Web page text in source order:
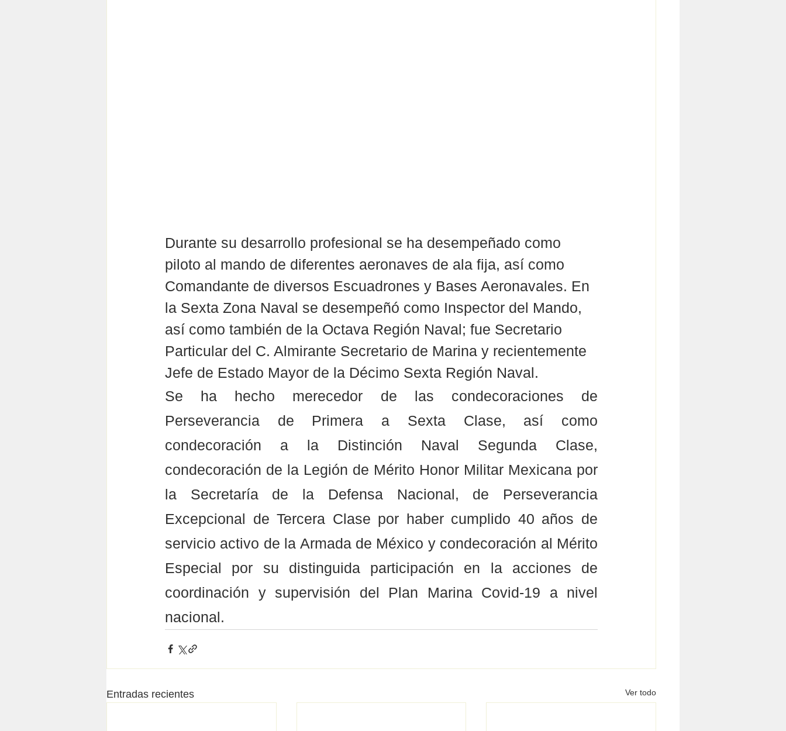
Durante su desarrollo profesional se ha desempeñado como
piloto al mando de diferentes aeronaves de ala fija, así como
Comandante de diversos Escuadrones y Bases Aeronavales. En
la Sexta Zona Naval se desempeñó como Inspector del Mando,
así como también de la Octava Región Naval; fue Secretario
Particular del C. Almirante Secretario de Marina y recientemente
Jefe de Estado Mayor de la Décimo Sexta Región Naval.
Se ha hecho merecedor de las condecoraciones de
Perseverancia de Primera a Sexta Clase, así como
condecoración a la Distinción Naval Segunda Clase,
condecoración de la Legión de Mérito Honor Militar Mexicana por
la Secretaría de la Defensa Nacional, de Perseverancia
Excepcional de Tercera Clase por haber cumplido 40 años de
servicio activo de la Armada de México y condecoración al Mérito
Especial por su distinguida participación en la acciones de
coordinación y supervisión del Plan Marina Covid-19 a nivel
nacional.
Entradas recientes Ver todo